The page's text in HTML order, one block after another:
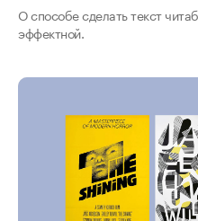
О способе сделать текст
эффектной.